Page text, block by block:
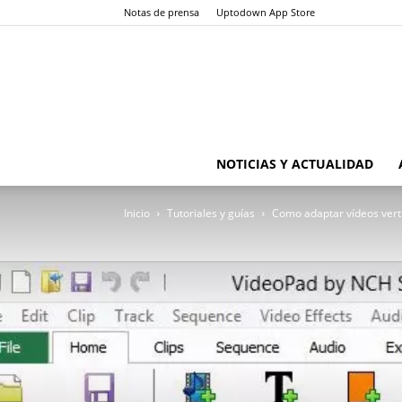
Notas de prensa Uptodown App Store
NOTICIAS Y ACTUALIDAD
Inicio Tutoriales y guías Como adaptar vídeos